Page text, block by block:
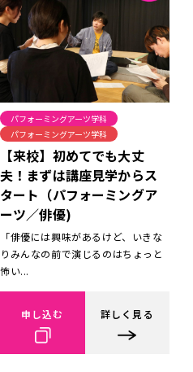
パフォーミングアーツ学科
パフォーミングアーツ学科
【来校】初めてでも大丈
夫！まずは講座見学からス
タート（パフォーミングア
ーツ／俳優)
「俳優には興味があるけど、いきな
りみんなの前で演じるのはちょっと
怖い...
申し込む 詳しく見る